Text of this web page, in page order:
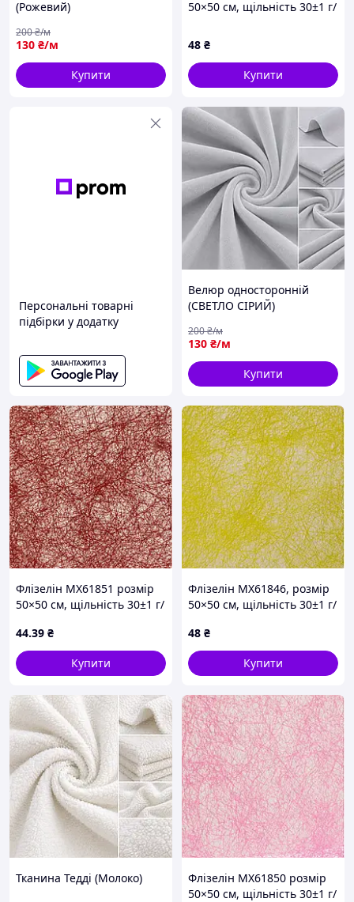
(Рожевий)
130 ₴/м
200₴/м
Купити
50×50 см, щільність 30±1 г/
48 ₴
Купити
Персональні товарні
підбірки у додатку
Велюр односторонній
(СВЕТЛО СІРИЙ)
130 ₴/м
200₴/м
Купити
Флізелін MX61851 розмір
50×50 см, щільність 30±1 г/
44.39 ₴
Купити
Флізелін MX61846, розмір
50×50 см, щільність 30±1 г/
48 ₴
Купити
Тканина Тедді (Молоко)
Флізелін MX61850 розмір
50×50 см, щільність 30±1 г/